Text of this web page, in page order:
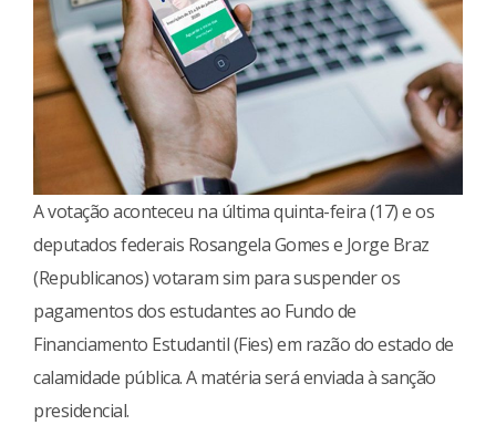
A votação aconteceu na última quinta-feira (17) e os
deputados federais Rosangela Gomes e Jorge Braz
(Republicanos) votaram sim para suspender os
pagamentos dos estudantes ao Fundo de
Financiamento Estudantil (Fies) em razão do estado de
calamidade pública. A matéria será enviada à sanção
presidencial.